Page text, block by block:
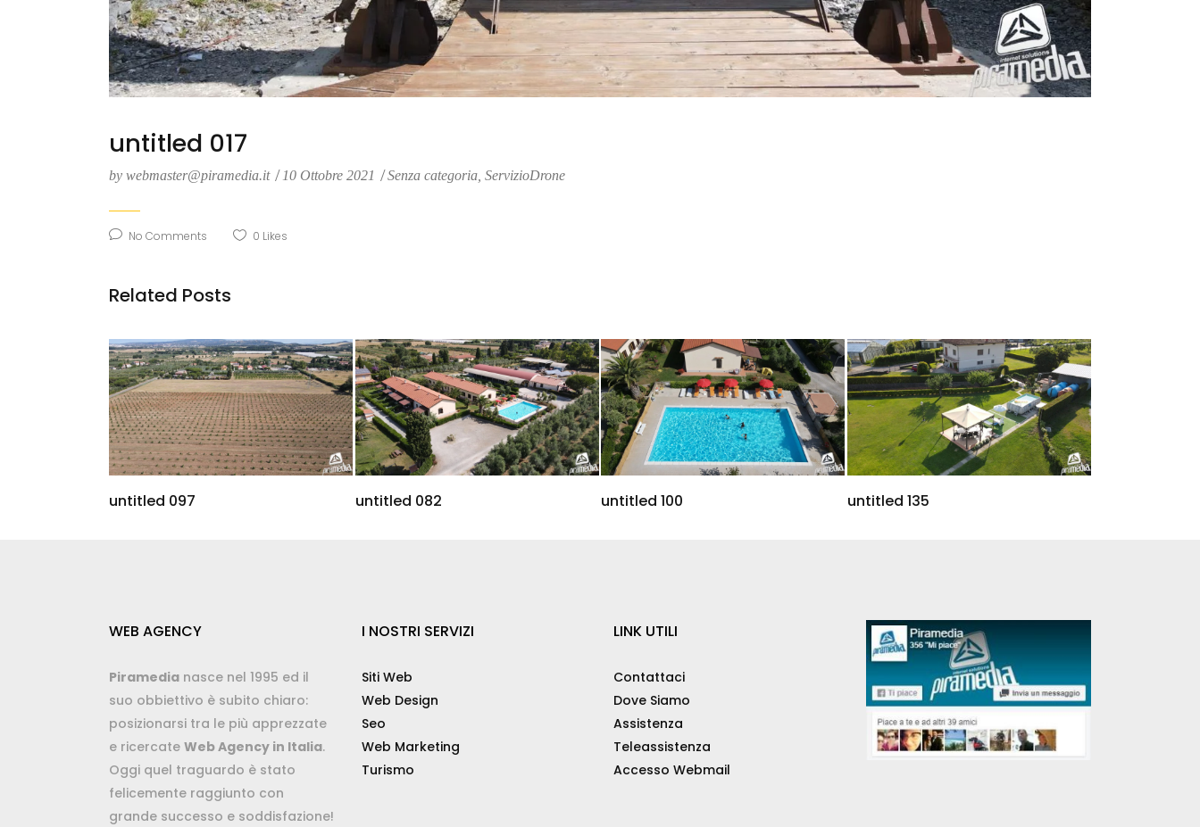
untitled 017
by webmaster@piramedia.it 10 Ottobre 2021 Senza categoria ServizioDrone
No Comments 0 Likes
Related Posts
untitled 097 untitled 082 untitled 100 untitled 135
WEB AGENCY
Piramedia nasce nel 1995 ed il
suo obbiettivo è subito chiaro:
posizionarsi tra le più apprezzate
e ricercate Web Agency in Italia.
Oggi quel traguardo è stato
felicemente raggiunto con
grande successo e soddisfazione!
I NOSTRI SERVIZI
Siti Web
Web Design
Seo
Web Marketing
Turismo
LINK UTILI
Contattaci
Dove Siamo
Assistenza
Teleassistenza
Accesso Webmail